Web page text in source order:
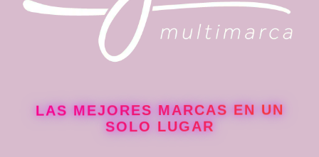
LAS MEJORES MARCAS EN UN
SOLO LUGAR